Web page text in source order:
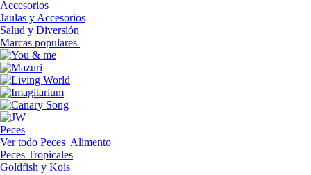
Accesorios
Jaulas y Accesorios
Salud y Diversión
Marcas populares
Peces
Ver todo Peces Alimento
Peces Tropicales
Goldfish y Kois